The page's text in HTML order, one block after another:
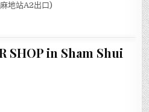
地站A2出口)
SHOP in Sham Shui